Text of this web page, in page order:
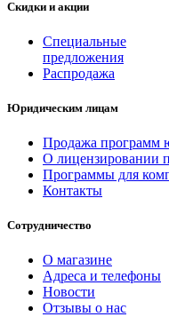
Скидки и акции
Специальные
предложения
Распродажа
Юридическим лицам
Продажа программ
О лицензировании
Программы для
Контакты
Сотрудничество
О магазине
Адреса и телефоны
Новости
Отзывы о нас